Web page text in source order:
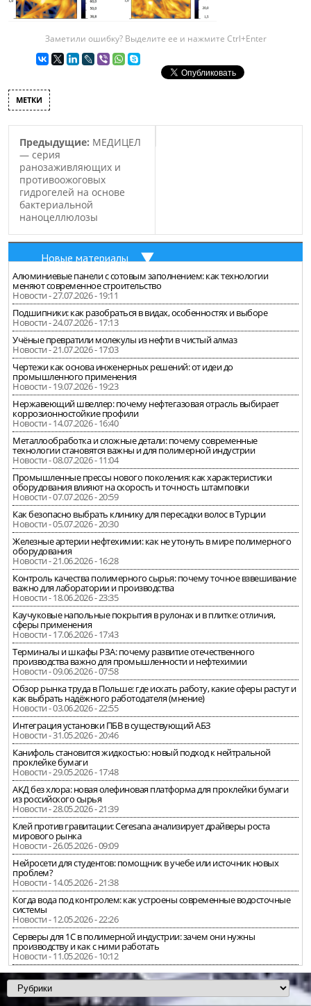
Заметили ошибку? Выделите ее и нажмите Ctrl+Enter
МЕТКИ
Предыдущие: МЕДИЦЕЛ
— серия
ранозаживляющих и
противоожоговых
гидрогелей на основе
бактериальной
наноцеллюлозы
Новые материалы
Алюминиевые панели с сотовым заполнением: как технологии
меняют современное строительство
Новости - 27.07.2026 - 19:11
Подшипники: как разобраться в видах, особенностях и выборе
Новости - 24.07.2026 - 17:13
Учёные превратили молекулы из нефти в чистый алмаз
Новости - 21.07.2026 - 17:03
Чертежи как основа инженерных решений: от идеи до
промышленного применения
Новости - 19.07.2026 - 19:23
Нержавеющий швеллер: почему нефтегазовая отрасль выбирает
коррозионностойкие профили
Новости - 14.07.2026 - 16:40
Металлообработка и сложные детали: почему современные
технологии становятся важны и для полимерной индустрии
Новости - 08.07.2026 - 11:04
Промышленные прессы нового поколения: как характеристики
оборудования влияют на скорость и точность штамповки
Новости - 07.07.2026 - 20:59
Как безопасно выбрать клинику для пересадки волос в Турции
Новости - 05.07.2026 - 20:30
Железные артерии нефтехимии: как не утонуть в мире полимерного
оборудования
Новости - 21.06.2026 - 16:28
Контроль качества полимерного сырья: почему точное взвешивание
важно для лаборатории и производства
Новости - 18.06.2026 - 23:35
Каучуковые напольные покрытия в рулонах и в плитке: отличия,
сферы применения
Новости - 17.06.2026 - 17:43
Терминалы и шкафы РЗА: почему развитие отечественного
производства важно для промышленности и нефтехимии
Новости - 09.06.2026 - 07:58
Обзор рынка труда в Польше: где искать работу, какие сферы растут и
как выбрать надёжного работодателя (мнение)
Новости - 03.06.2026 - 22:55
Интеграция установки ПБВ в существующий АБЗ
Новости - 31.05.2026 - 20:46
Канифоль становится жидкостью: новый подход к нейтральной
проклейке бумаги
Новости - 29.05.2026 - 17:48
АКД без хлора: новая олефиновая платформа для проклейки бумаги
из российского сырья
Новости - 28.05.2026 - 21:39
Клей против гравитации: Ceresana анализирует драйверы роста
мирового рынка
Новости - 26.05.2026 - 09:09
Нейросети для студентов: помощник в учебе или источник новых
проблем?
Новости - 14.05.2026 - 21:38
Когда вода под контролем: как устроены современные водосточные
системы
Новости - 12.05.2026 - 22:26
Серверы для 1С в полимерной индустрии: зачем они нужны
производству и как с ними работать
Новости - 11.05.2026 - 10:12